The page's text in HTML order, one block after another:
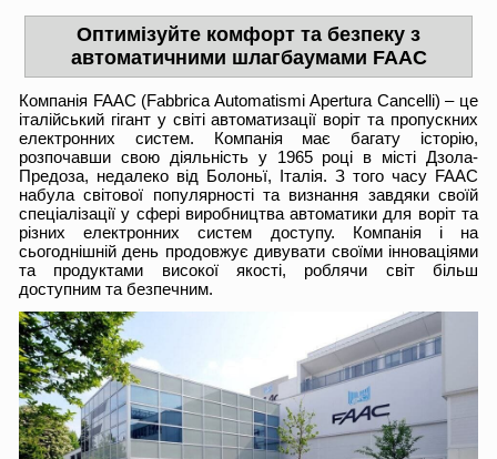
Оптимізуйте комфорт та безпеку з
автоматичними шлагбаумами FAAC
Компанія FAAC (Fabbrica Automatismi Apertura Cancelli) – це
італійський гігант у світі автоматизації воріт та пропускних
електронних систем. Компанія має багату історію,
розпочавши свою діяльність у 1965 році в місті Дзола-
Предоза, недалеко від Болоньї, Італія. З того часу FAAC
набула світової популярності та визнання завдяки своїй
спеціалізації у сфері виробництва автоматики для воріт та
різних електронних систем доступу. Компанія і на
сьогоднішній день продовжує дивувати своїми інноваціями
та продуктами високої якості, роблячи світ більш
доступним та безпечним.